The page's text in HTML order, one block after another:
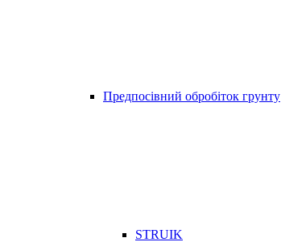
Предпосівний обробіток грунту
STRUIK